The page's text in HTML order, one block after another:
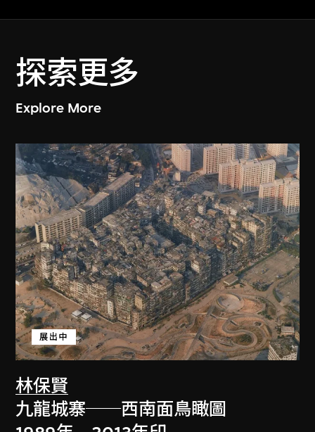
探索更多
Explore More
林保賢
展出中
九龍城寨──西南面鳥瞰圖